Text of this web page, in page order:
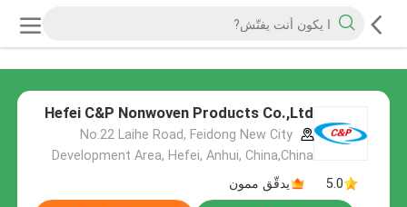
Hefei C&P Nonwoven Products Co.,Ltd
No.22 Laihe Road, Feidong New City
Development Area, Hefei, Anhui, China,China
5.0
يدقّق ممون